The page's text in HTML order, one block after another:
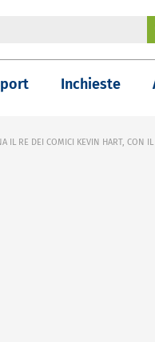
Inchieste
IL RE DEI COMICI KEVIN HART, CON